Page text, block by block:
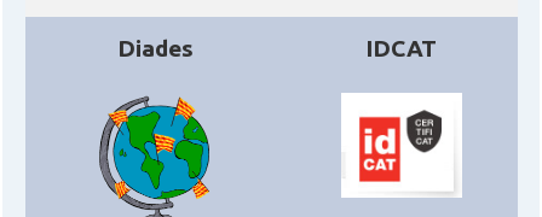
Diades IDCAT